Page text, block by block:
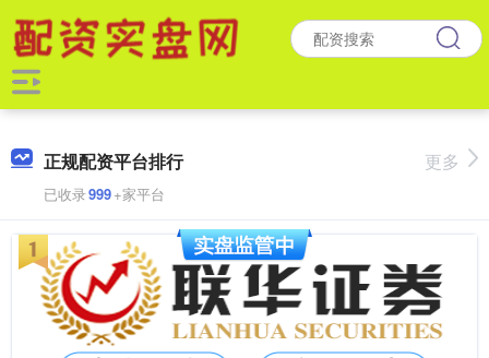
正规配资平台排行
已收录999+家平台
更多